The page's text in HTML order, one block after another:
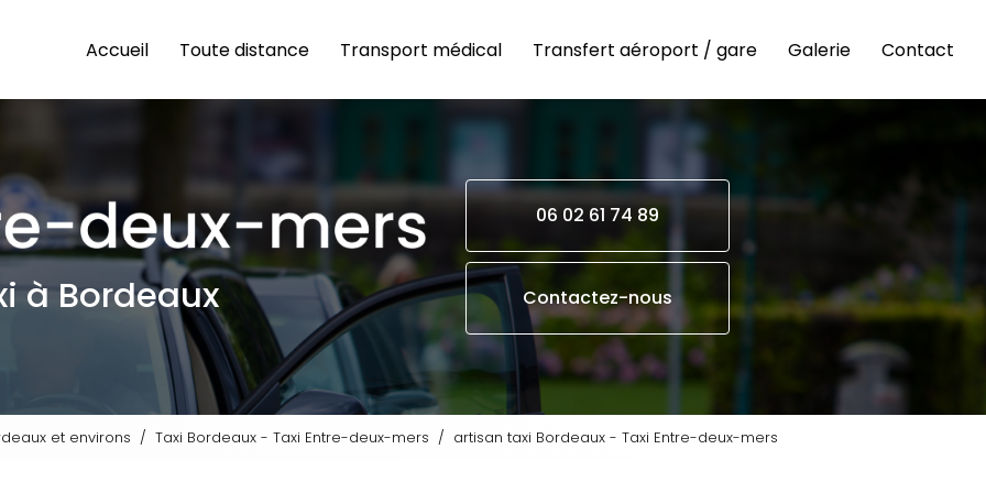
Accueil
Toute distance Transport médical Transfert aéroport / gare Galerie Contact
à Bordeaux
06 02 61 74 89
Contactez-nous
et environs Taxi Bordeaux - Taxi Entre-deux-mers artisan taxi Bordeaux - Taxi Entre-deux-mers